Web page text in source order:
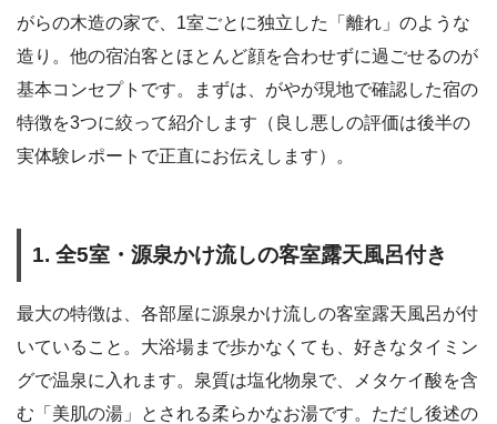
がらの木造の家で、1室ごとに独立した「離れ」のような
造り。他の宿泊客とほとんど顔を合わせずに過ごせるのが
基本コンセプトです。まずは、がやが現地で確認した宿の
特徴を3つに絞って紹介します（良し悪しの評価は後半の
実体験レポートで正直にお伝えします）。
1. 全5室・源泉かけ流しの客室露天風呂付き
最大の特徴は、各部屋に源泉かけ流しの客室露天風呂が付
いていること。大浴場まで歩かなくても、好きなタイミン
グで温泉に入れます。泉質は塩化物泉で、メタケイ酸を含
む「美肌の湯」とされる柔らかなお湯です。ただし後述の